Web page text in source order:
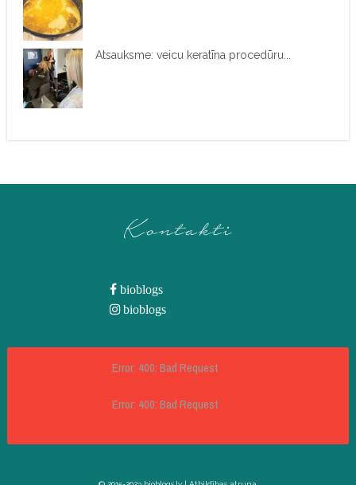
Atsauksme: veicu keratīna procedūru...
Kontakti
bioblogs
bioblogs
Error: 400: Bad Request
Error: 400: Bad Request